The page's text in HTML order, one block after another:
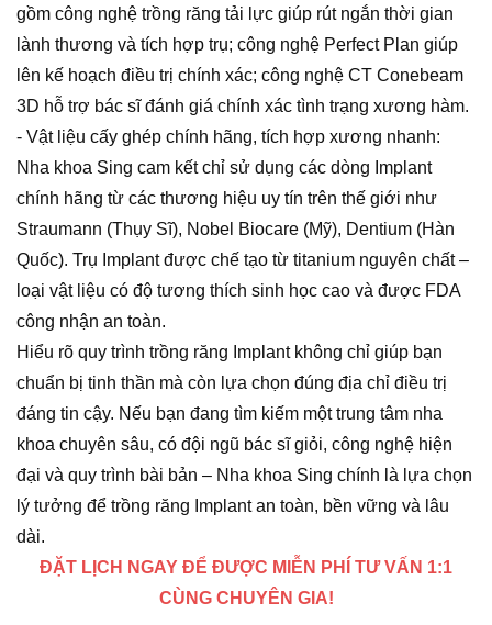
gồm công nghệ trồng răng tải lực giúp rút ngắn thời gian
lành thương và tích hợp trụ; công nghệ Perfect Plan giúp
lên kế hoạch điều trị chính xác; công nghệ CT Conebeam
3D hỗ trợ bác sĩ đánh giá chính xác tình trạng xương hàm.
- Vật liệu cấy ghép chính hãng, tích hợp xương nhanh:
Nha khoa Sing cam kết chỉ sử dụng các dòng Implant
chính hãng từ các thương hiệu uy tín trên thế giới như
Straumann (Thụy Sĩ), Nobel Biocare (Mỹ), Dentium (Hàn
Quốc). Trụ Implant được chế tạo từ titanium nguyên chất –
loại vật liệu có độ tương thích sinh học cao và được FDA
công nhận an toàn.
Hiểu rõ quy trình trồng răng Implant không chỉ giúp bạn
chuẩn bị tinh thần mà còn lựa chọn đúng địa chỉ điều trị
đáng tin cậy. Nếu bạn đang tìm kiếm một trung tâm nha
khoa chuyên sâu, có đội ngũ bác sĩ giỏi, công nghệ hiện
đại và quy trình bài bản – Nha khoa Sing chính là lựa chọn
lý tưởng để trồng răng Implant an toàn, bền vững và lâu
dài.
ĐẶT LỊCH NGAY ĐỂ ĐƯỢC MIỄN PHÍ TƯ VẤN 1:1
CÙNG CHUYÊN GIA!